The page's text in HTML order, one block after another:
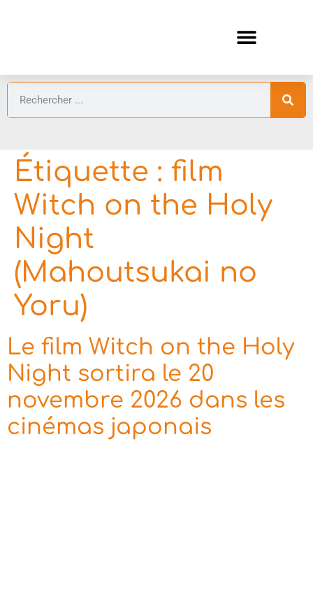
Étiquette : film
Witch on the Holy
Night
(Mahoutsukai no
Yoru)
Le film Witch on the Holy
Night sortira le 20
novembre 2026 dans les
cinémas japonais